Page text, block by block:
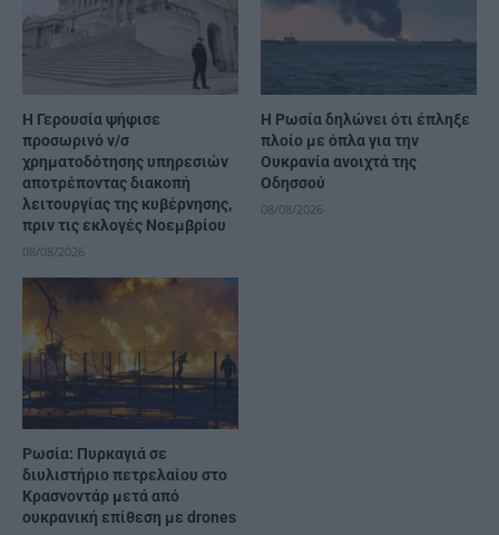
Η Γερουσία ψήφισε
προσωρινό ν/σ
χρηματοδότησης υπηρεσιών
αποτρέποντας διακοπή
λειτουργίας της κυβέρνησης,
πριν τις εκλογές Νοεμβρίου
08/08/2026
Η Ρωσία δηλώνει ότι έπληξε
πλοίο με όπλα για την
Ουκρανία ανοιχτά της
Οδησσού
08/08/2026
Ρωσία: Πυρκαγιά σε
διυλιστήριο πετρελαίου στο
Κρασνοντάρ μετά από
ουκρανική επίθεση με drones